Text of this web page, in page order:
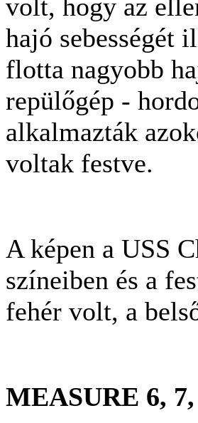
volt, hogy az
hajó sebességét
flotta nagyobb
repülőgép -
alkalmazták
voltak festve.
A képen a USS
színeiben és a
fehér volt, a
MEASURE 6,